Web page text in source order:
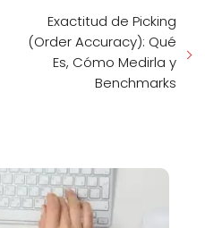
Exactitud de Picking
(Order Accuracy): Qué
Es, Cómo Medirla y
Benchmarks